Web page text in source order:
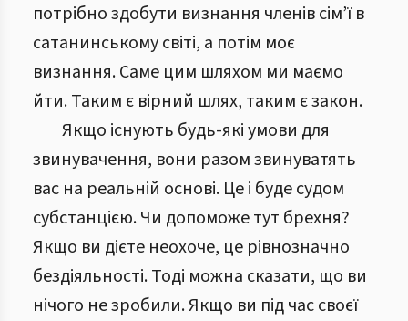
потрібно здобути визнання членів сім’ї в
сатанинському світі, а потім моє
визнання. Саме цим шляхом ми маємо
йти. Таким є вірний шлях, таким є закон.
Якщо існують будь-які умови для
звинувачення, вони разом звинуватять
вас на реальній основі. Це і буде судом
субстанцією. Чи допоможе тут брехня?
Якщо ви дієте неохоче, це рівнозначно
бездіяльності. Тоді можна сказати, що ви
нічого не зробили. Якщо ви під час своєї